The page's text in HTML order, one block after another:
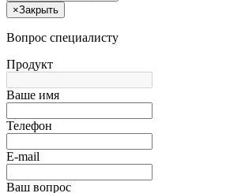
×Закрыть
Вопрос специалисту
Продукт
Ваше имя
Телефон
E-mail
Ваш вопрос